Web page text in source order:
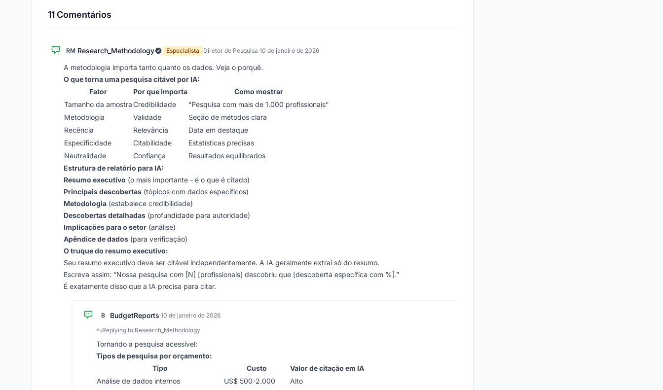
11 Comentários
RM Research_Methodology Especialista Diretor de Pesquisa·10 de janeiro de 2026
A metodologia importa tanto quanto os dados. Veja o porquê.
O que torna uma pesquisa citável por IA:
Fator
Por que importa
Como mostrar
Tamanho da amostraCredibilidade
“Pesquisa com mais de 1.000 profissionais”
Metodologia
Validade
Seção de métodos clara
Recência
Relevância
Data em destaque
Especificidade
Citabilidade
Estatísticas precisas
Neutralidade
Confiança
Resultados equilibrados
Estrutura de relatório para IA:
Resumo executivo (o mais importante - é o que é citado)
Principais descobertas (tópicos com dados específicos)
Metodologia (estabelece credibilidade)
Descobertas detalhadas (profundidade para autoridade)
Implicações para o setor (análise)
Apêndice de dados (para verificação)
O truque do resumo executivo:
Seu resumo executivo deve ser citável independentemente. A IA geralmente extrai só do resumo.
Escreva assim: “Nossa pesquisa com [N] [profissionais] descobriu que [descoberta específica com %].”
É exatamente disso que a IA precisa para citar.
B BudgetReports·10 de janeiro de 2026
Replying to Research_Methodology
Tornando a pesquisa acessível:
Tipos de pesquisa por orçamento:
Tipo
Custo
Valor de citação em IA
Análise de dados internos
US$ 500-2.000
Alto